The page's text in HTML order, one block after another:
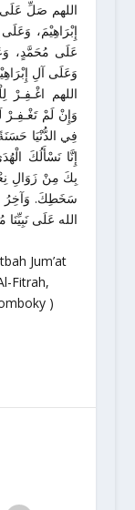
اللهم صَلِّ
إِبْرَاهِيْمَ،
عَلَى مُحَمَّدٍ،
وَعَلَى آلِ
اللهم اغْـفِـرْ
وَإِنْ لَمْ تَغْـفِـرْ
فِي الدُّنْيَا
إِنَّا نَسْأَلُكَ
بِكَ مِنْ زَوَالِ
سَخَطِكَ. وَآخِرُ
الله عَلَى
Jum’at
Fitrah,
)